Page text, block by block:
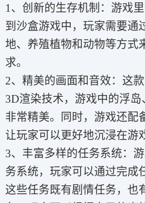
1、创新的生存机制：游戏
到沙盒游戏中，玩家需要通
地、养殖植物和动物等方式
求。
2、精美的画面和音效：这
3D渲染技术，游戏中的浮
非常精美。同时，游戏还配
让玩家可以更好地沉浸在游
3、丰富多样的任务系统：
务系统，玩家可以通过完成
这些任务既有剧情任务，也